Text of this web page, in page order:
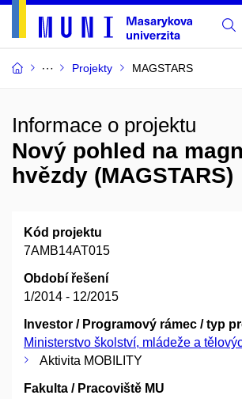
Projekty MAGSTARS
Informace o projektu
Nový pohled na
hvězdy (MAGSTARS)
Kód projektu
7AMB14AT015
Období řešení
1/2014 - 12/2015
Investor / Programový rámec / typ
Ministerstvo školství, mládeže a
Aktivita MOBILITY
Fakulta / Pracoviště MU